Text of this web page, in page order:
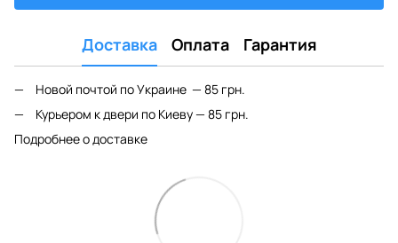
Доставка Оплата Гарантия
Новой почтой по Украине — 85 грн.
Курьером к двери по Киеву — 85 грн.
Подробнее о доставке